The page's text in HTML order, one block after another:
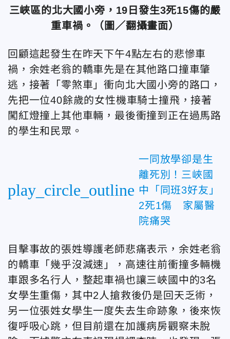
三峽區的北大國小旁，19日發生3死15傷的嚴
重車禍。（圖／翻攝畫面）
回顧這起發生在昨天下午4點左右的悲慘車
禍，余姓老翁的轎車先是在其他路口撞車肇
逃，接著「零煞車」衝向北大國小旁的路口，
先把一位40餘歲的女性機車騎士撞飛，接著
闖紅燈撞上其他車輛，最後衝撞到正在過馬路
的學生和民眾。
play_circle_outline
一同放學卻是生
離死別！三峽國
中「同班3好友」
2死1傷 家屬醫
院痛哭
目擊事故的張姓導護老師悲痛表示，余姓老翁
的轎車「幾乎沒減速」，高速往前衝撞多輛機
車跟多名行人，整起車禍也讓三峽國中的3名
女學生重傷，其中2人搶救後仍是回天乏術，
另一位張姓女學生一度失去生命跡象，後來恢
復呼吸心跳，但目前還在加護病房觀察未脫